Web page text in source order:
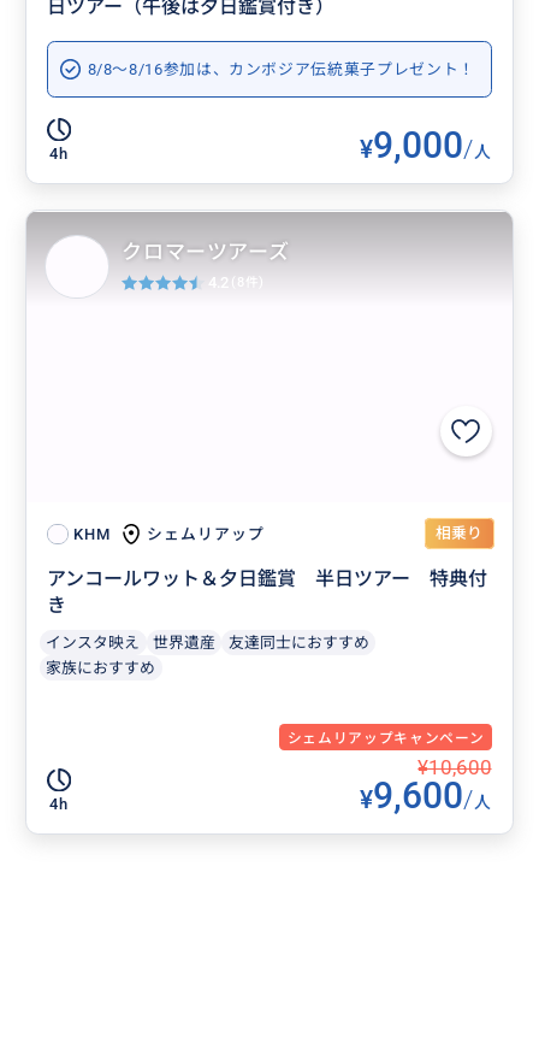
日ツアー（午後は夕日鑑賞付き）
8/8～8/16参加は、カンボジア伝統菓子プレゼント！
4h ¥9,000/人
KHM シェムリアップ 相乗り
アンコールワット＆夕日鑑賞 半日ツアー 特典付
き
インスタ映え 世界遺産
友達同士におすすめ
家族におすすめ
シェムリアップキャンペーン
4h
¥10,600
¥9,600/人
クロマーツアーズ
4.2 (8件)